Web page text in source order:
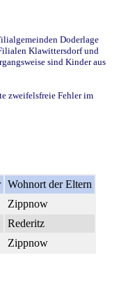
Doderlage
Klawittersdorf und
sind Kinder aus
zweifelsfreie Fehler im
Wohnort der Eltern
Zippnow
Rederitz
Zippnow